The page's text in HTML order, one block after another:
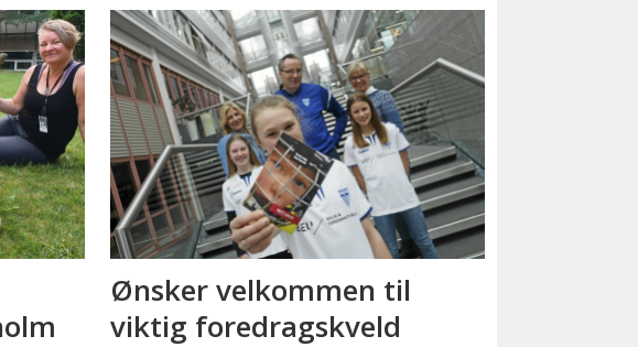
Ønsker velkommen til
viktig foredragskveld